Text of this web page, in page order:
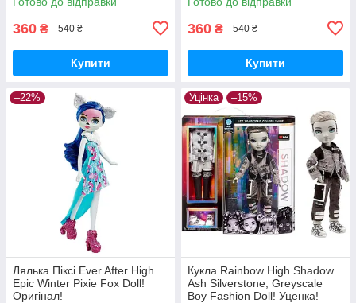
360 ₴ 540 ₴
Купити
360 ₴ 540 ₴
Купити
–22%
Лялька Піксі Ever After High
Epic Winter Pixie Fox Doll!
Оригінал!
Уцінка –15%
Кукла Rainbow High Shadow
Ash Silverstone, Greyscale
Boy Fashion Doll! Уценка!